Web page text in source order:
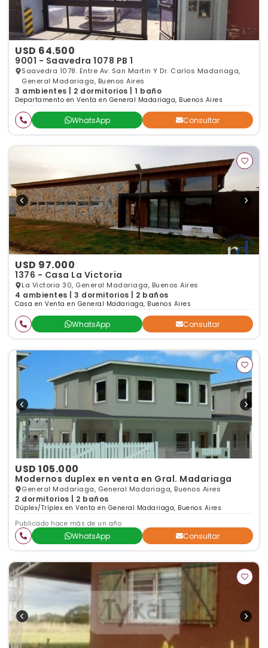
USD 64.500
9001 - Saavedra 1078 PB 1
Saavedra 1078. Entre Av. San Martin Y Dr. Carlos Madariaga,
General Madariaga, Buenos Aires
3 ambientes | 2 dormitorios | 1 baño
Departamento en Venta en General Madariaga, Buenos Aires
WhatsApp Consultar
USD 97.000
1376 - Casa La Victoria
La Victoria 30, General Madariaga, Buenos Aires
4 ambientes | 3 dormitorios | 2 baños
Casa en Venta en General Madariaga, Buenos Aires
WhatsApp Consultar
USD 105.000
Modernos duplex en venta en Gral. Madariaga
General Madariaga, General Madariaga, Buenos Aires
2 dormitorios | 2 baños
Dúplex/Tríplex en Venta en General Madariaga, Buenos Aires
Publicado hace más de un año
WhatsApp Consultar